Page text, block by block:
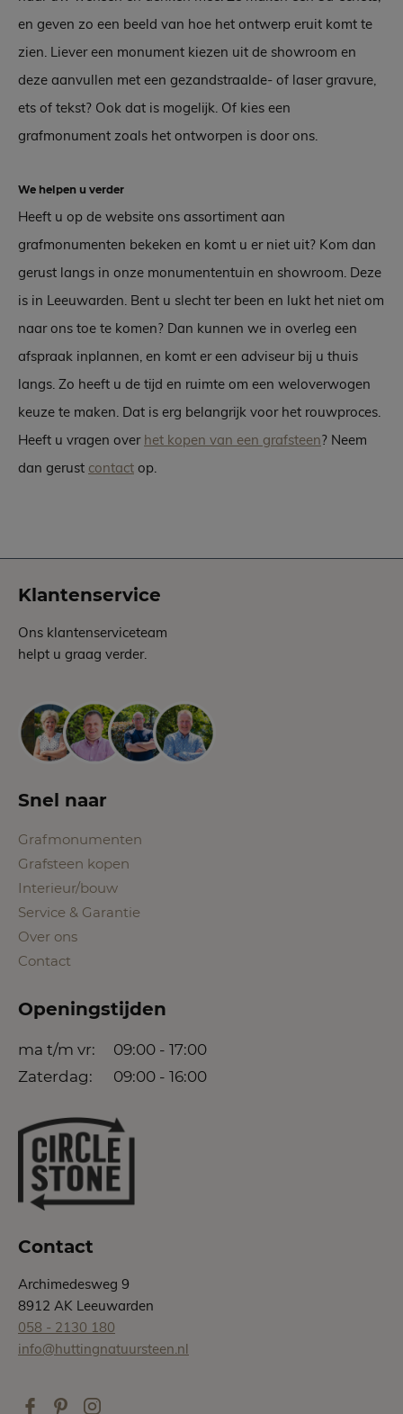
en geven zo een beeld van hoe het ontwerp eruit komt te
zien. Liever een monument kiezen uit de showroom en
deze aanvullen met een gezandstraalde- of laser gravure,
ets of tekst? Ook dat is mogelijk. Of kies een
grafmonument zoals het ontworpen is door ons.
We helpen u verder
Heeft u op de website ons assortiment aan
grafmonumenten bekeken en komt u er niet uit? Kom dan
gerust langs in onze monumententuin en showroom. Deze
is in Leeuwarden. Bent u slecht ter been en lukt het niet om
naar ons toe te komen? Dan kunnen we in overleg een
afspraak inplannen, en komt er een adviseur bij u thuis
langs. Zo heeft u de tijd en ruimte om een weloverwogen
keuze te maken. Dat is erg belangrijk voor het rouwproces.
Heeft u vragen over het kopen van een grafsteen? Neem
dan gerust contact op.
Klantenservice
Ons klantenserviceteam
helpt u graag verder.
Snel naar
Grafmonumenten
Grafsteen kopen
Interieur/bouw
Service & Garantie
Over ons
Contact
Openingstijden
ma t/m vr:
09:00 - 17:00
Zaterdag:
09:00 - 16:00
Contact
Archimedesweg 9
8912 AK Leeuwarden
058 - 2130 180
info@huttingnatuursteen.nl